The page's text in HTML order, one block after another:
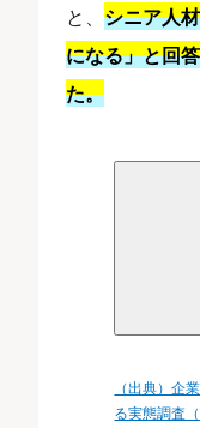
と、シニア人
になる」と回
た。
（出典）企
る実態調査